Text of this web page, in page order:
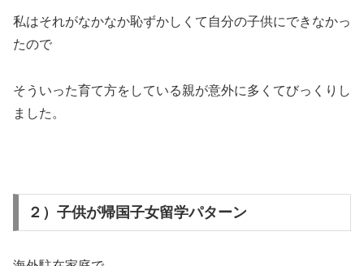
私はそれがなかなか恥ずかしくて自分の子供にできなかっ
たので
そういった育て方をしている親が意外に多くてびっくりし
ました。
２）子供が帰国子女留学パターン